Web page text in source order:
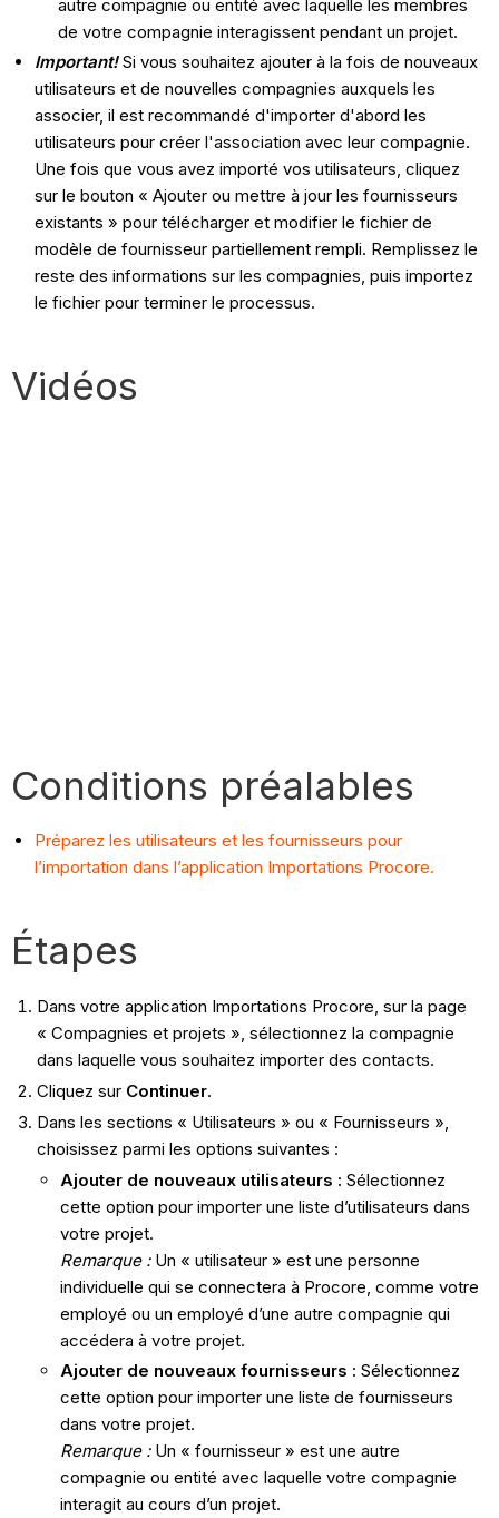
autre compagnie ou entité avec laquelle les membres
de votre compagnie interagissent pendant un projet.
Important!Si vous souhaitez ajouter à la fois de nouveaux
utilisateurs et de nouvelles compagnies auxquels les
associer, il est recommandé d'importer d'abord les
utilisateurs pour créer l'association avec leur compagnie.
Une fois que vous avez importé vos utilisateurs, cliquez
sur le bouton « Ajouter ou mettre à jour les fournisseurs
existants » pour télécharger et modifier le fichier de
modèle de fournisseur partiellement rempli. Remplissez le
reste des informations sur les compagnies, puis importez
le fichier pour terminer le processus.
Vidéos
Conditions préalables
Préparez les utilisateurs et les fournisseurs pour
l’importation dans l’application Importations Procore.
Étapes
Dans votre application Importations Procore, sur la page
« Compagnies et projets », sélectionnez la compagnie
dans laquelle vous souhaitez importer des contacts.
Cliquez sur Continuer.
Dans les sections « Utilisateurs » ou « Fournisseurs »,
choisissez parmi les options suivantes :
Ajouter de nouveaux utilisateurs : Sélectionnez
cette option pour importer une liste d’utilisateurs dans
votre projet.
Remarque :Un « utilisateur » est une personne
individuelle qui se connectera à Procore, comme votre
employé ou un employé d’une autre compagnie qui
accédera à votre projet.
Ajouter de nouveaux fournisseurs : Sélectionnez
cette option pour importer une liste de fournisseurs
dans votre projet.
Remarque : Un « fournisseur » est une autre
compagnie ou entité avec laquelle votre compagnie
interagit au cours d’un projet.